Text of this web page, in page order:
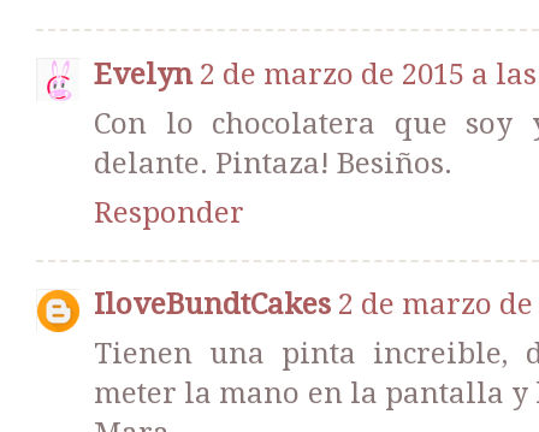
Evelyn 2 de marzo de 2015 a
Con lo chocolatera que
delante. Pintaza! Besiños.
Responder
IloveBundtCakes 2 de marzo de
Tienen una pinta increible,
meter la mano en la pantalla y